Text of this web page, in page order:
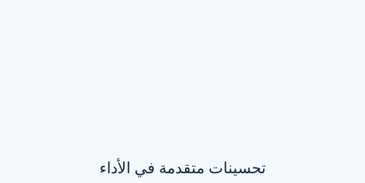
تحسينات متقدمة في الأداء